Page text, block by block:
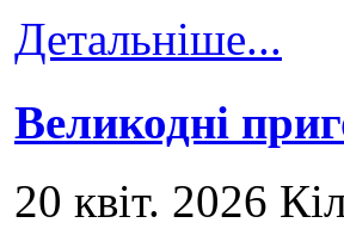
Детальніше...
Великодні
20 квіт. 2026